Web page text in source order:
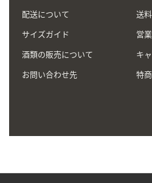
配送について
送
サイズガイド
営
酒類の販売について
キ
お問い合わせ先
特